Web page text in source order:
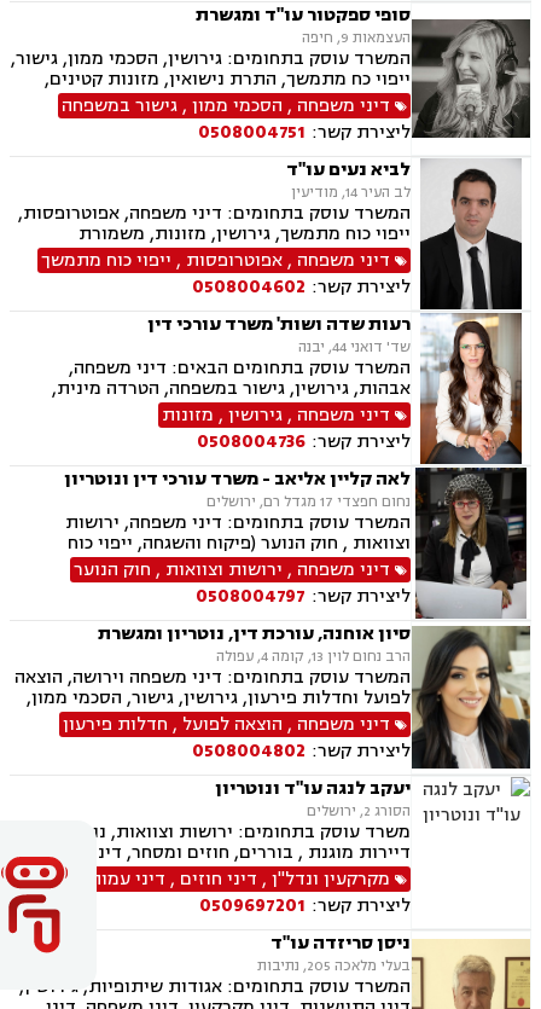
סופי ספקטור עו"ד ומגשרת
העצמאות 9, חיפה
המשרד עוסק בתחומים: גירושין, הסכמי ממון, גישור,
ייפוי כח מתמשך, התרת נישואין, מזונות קטינים,
מזונות אשה, מדור, חטיפת ילדים, חלוקת רכוש, פרוק
שיתוף ,צווי הרחקה, צווי הטרדה מאיימת, צוואות
וירושות, עיזבונות, תביעות לאכיפות הסכם, ביזיון
בית משפט
דיני משפחה , הסכמי ממון,גישור במשפחה
ליצירת קשר: 0508004751
לביא נעים עו"ד
לב העיר 14, מודיעין
המשרד עוסק בתחומים: דיני משפחה, אפוטרופסות,
ייפוי כוח מתמשך, גירושין, מזונות, משמורת
דיני משפחה ,אפוטרופסות , ייפוי כוח מתמשך
ליצירת קשר: 0508004602
רעות שדה ושות' משרד עורכי דין
שד' דואני 44, יבנה
המשרד עוסק בתחומים הבאים: דיני משפחה,
אבהות, גירושין, גישור במשפחה, הטרדה מינית,
הסכמי ממון, ירושות וצוואות, ליטיגציה, מזונות,
משמורת, אלימות במשפחה, חלוקת רכוש, מעמד
אישי, זמני שהות, ייפוי כוח מתמשך.
דיני משפחה ,גירושין, מזונות
ליצירת קשר: 0508004736
לאה קליין אליאב - משרד עורכי דין ונוטריון
נחום חפצדי 17 מגדל רם, ירושלים
המשרד עוסק בתחומים: דיני משפחה, ירושות
וצוואות , חוק הנוער (פיקוח והשגחה, ייפוי כוח
מתמשך ונוטריון.
דיני משפחה , ירושות וצוואות , חוק הנוער
ליצירת קשר: 0508004797
סיון אוחנה, עורכת דין, נוטריון ומגשרת
הרב נחום לוין 13, קומה 4, עפולה
המשרד עוסק בתחומים: דיני משפחה וירושה, הוצאה
לפועל וחדלות פירעון, גירושין, גישור, הסכמי ממון,
ייפוי כוח מתמשך, ניכור הורי, אפוטרופסות, ירושות
וצוואות, מזונות, אחריות הורית, איזון משאבים
וחלוקת רכוש.
דיני משפחה , הוצאה לפועל , חדלות פירעון
ליצירת קשר: 0508004802
יעקב לנגה עו"ד ונוטריון
הסורג 2, ירושלים
משרד עוסק בתחומים: ירושות וצוואות, נוטריון,
דיירות מוגנת , בוררים, חוזים ומסחר, דיני מקרקעין,
דיני משפחה, דיני עבודה ודיני תאגידים.
מקרקעין ונדל"ן, דיני חוזים , דיני עמותות
ליצירת קשר: 0509697201
ניסן סריזדה עו"ד
בעלי מלאכה 205, נתיבות
המשרד עוסק בתחומים: אגודות שיתופיות, גירושין,